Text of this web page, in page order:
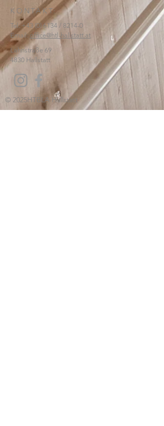
KONTAKT:
Tel:+43 (0) 6134 / 8214-0
Email: office@htl-hallstatt.at
Lahnstraße 69
4830 Hallstatt
© 2025HTBLA Hallstatt